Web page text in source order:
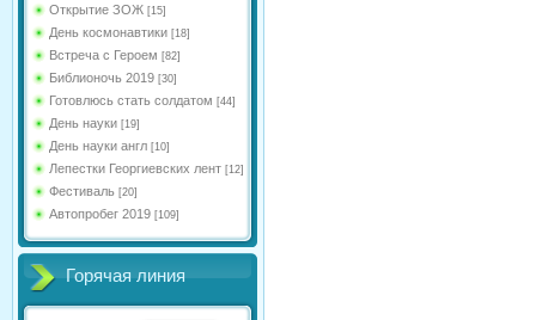
Открытие ЗОЖ [15]
День космонавтики [18]
Встреча с Героем [82]
Библионочь 2019 [30]
Готовлюсь стать солдатом [44]
День науки [19]
День науки англ [10]
Лепестки Георгиевских лент [12]
Фестиваль [20]
Автопробег 2019 [109]
Горячая линия